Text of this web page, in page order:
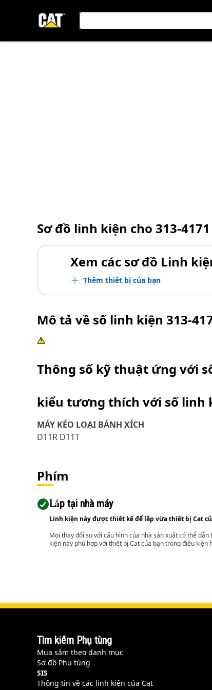
Sơ đồ linh kiện cho 313-4171
Xem các sơ đồ Linh
Thêm thiết bị của bạn
Mô tả về số linh kiện 313-
Thông số kỹ thuật ứng với
kiểu tương thích với số linh
MÁY KÉO LOẠI BÁNH XÍCH
D11R D11T
Phím
Lắp tại nhà máy
Linh kiện này được thiết kế để lắp vừa thiết bị Cat
Mọi thay đổi so với cấu hình của nhà sản xuất có thể
kiện này phù hợp với thiết bị Cat của bạn trong điều
Tìm kiếm Phụ tùng
Mua sắm theo danh mục
Sơ đồ Phụ tùng
SIS
Thông tin về các linh kiện của Cat